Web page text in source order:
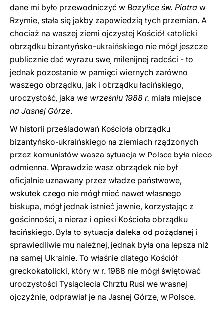
dane mi było przewodniczyć w Bazylice św. Piotra w
Rzymie, stała się jakby zapowiedzią tych przemian. A
chociaż na waszej ziemi ojczystej Kościół katolicki
obrządku bizantyńsko-ukraińskiego nie mógł jeszcze
publicznie dać wyrazu swej milenijnej radości - to
jednak pozostanie w pamięci wiernych zarówno
waszego obrządku, jak i obrządku łacińskiego,
uroczystość, jaka we wrześniu 1988 r. miała miejsce
na Jasnej Górze.
W historii prześladowań Kościoła obrządku
bizantyńsko-ukraińskiego na ziemiach rządzonych
przez komunistów wasza sytuacja w Polsce była nieco
odmienna. Wprawdzie wasz obrządek nie był
oficjalnie uznawany przez władze państwowe,
wskutek czego nie mógł mieć nawet własnego
biskupa, mógł jednak istnieć jawnie, korzystając z
gościnności, a nieraz i opieki Kościoła obrządku
łacińskiego. Była to sytuacja daleka od pożądanej i
sprawiedliwie mu należnej, jednak była ona lepsza niż
na samej Ukrainie. To właśnie dlatego Kościół
greckokatolicki, który w r. 1988 nie mógł świętować
uroczystości Tysiąclecia Chrztu Rusi we własnej
ojczyźnie, odprawiał je na Jasnej Górze, w Polsce.